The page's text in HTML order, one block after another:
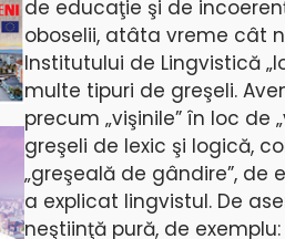
de educaţie şi de
oboselii, atâta vreme cât
Institutului de Lingvistică
multe tipuri de greşeli.
precum „vişinile” în loc
greşeli de lexic şi logică,
„greşeală de gândire”, de
a explicat lingvistul. De
neştiinţă pură, de